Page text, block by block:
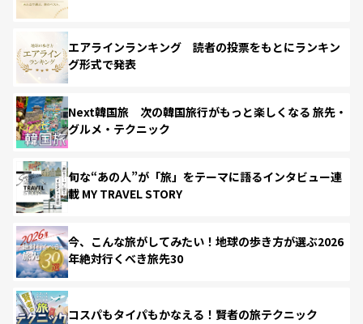
エアラインランキング 読者の投票をもとにランキン
グ形式で発表
Next韓国旅 次の韓国旅行がもっと楽しくなる 旅先・
グルメ・テクニック
旬な“あの人”が「旅」をテーマに語るインタビュー連
載 MY TRAVEL STORY
今、こんな旅がしてみたい！地球の歩き方が選ぶ2026
年絶対行くべき旅先30
コスパもタイパもかなえる！賢者の旅テクニック